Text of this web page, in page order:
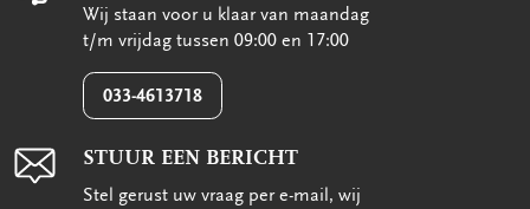
Wij staan voor u klaar van maandag
t/m vrijdag tussen 09:00 en 17:00
033-4613718
STUUR EEN BERICHT
Stel gerust uw vraag per e-mail, wij